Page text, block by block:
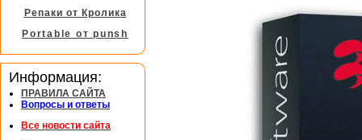
Репаки от Кролика
Portable от punsh
Информация:
ПРАВИЛА САЙТА
Вопросы и ответы
Все новости сайта